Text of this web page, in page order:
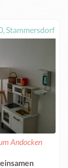
Stammersdorf
Andocken